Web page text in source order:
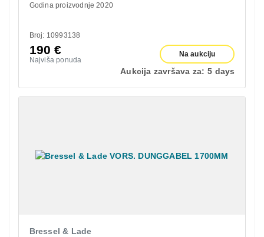
Godina proizvodnje 2020
Broj: 10993138
190€
Najviša ponuda
Na aukciju
Aukcija završava za: 5 days
Bressel & Lade